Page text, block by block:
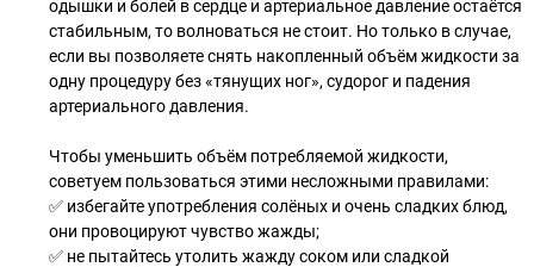
одышки и болей в сердце и артериальное давление остаётся
стабильным, то волноваться не стоит. Но только в случае,
если вы позволяете снять накопленный объём жидкости за
одну процедуру без «тянущих ног», судорог и падения
артериального давления.
Чтобы уменьшить объём потребляемой жидкости,
советуем пользоваться этими несложными правилами:
✅ избегайте употребления солёных и очень сладких блюд,
они провоцируют чувство жажды;
✅ не пытайтесь утолить жажду соком или сладкой